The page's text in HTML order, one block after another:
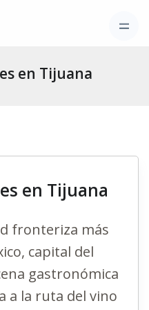
en Tijuana
en Tijuana
fronteriza más
capital del
gastronómica
a la ruta del vino